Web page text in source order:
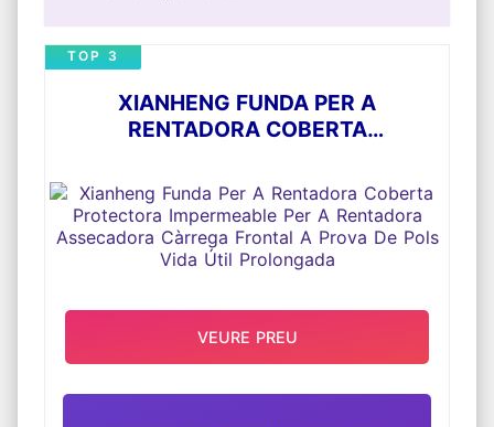
XIANHENG FUNDA PER A
RENTADORA COBERTA
RENTADORA ASSECADORA
CÀRREGA FRONTAL A PROVA DE
POLS VIDA ÚTIL PROLONGADA
TOP 3
VEURE PREU